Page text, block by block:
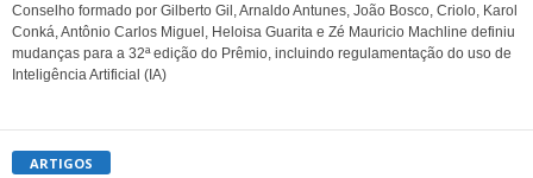
Conselho formado por Gilberto Gil, Arnaldo Antunes, João Bosco, Criolo, Karol
Conká, Antônio Carlos Miguel, Heloisa Guarita e Zé Mauricio Machline definiu
mudanças para a 32ª edição do Prêmio, incluindo regulamentação do uso de
Inteligência Artificial (IA)
ARTIGOS